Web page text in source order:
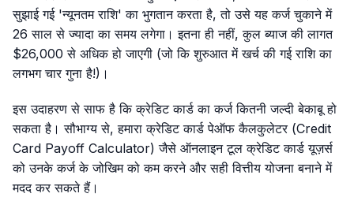
सुझाई गई 'न्यूनतम राशि' का भुगतान करता है, तो उसे यह कर्ज चुकाने में
26 साल से ज्यादा का समय लगेगा। इतना ही नहीं, कुल ब्याज की लागत
$26,000 से अधिक हो जाएगी (जो कि शुरुआत में खर्च की गई राशि का
लगभग चार गुना है!)।
इस उदाहरण से साफ है कि क्रेडिट कार्ड का कर्ज कितनी जल्दी बेकाबू हो
सकता है। सौभाग्य से, हमारा क्रेडिट कार्ड पेऑफ कैलकुलेटर (Credit
Card Payoff Calculator) जैसे ऑनलाइन टूल क्रेडिट कार्ड यूज़र्स
को उनके कर्ज के जोखिम को कम करने और सही वित्तीय योजना बनाने में
मदद कर सकते हैं।